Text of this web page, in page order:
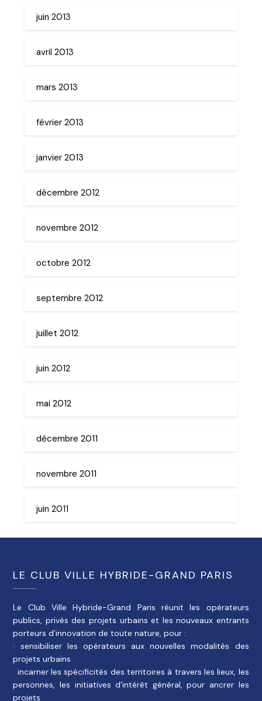
juin 2013
avril 2013
mars 2013
février 2013
janvier 2013
décembre 2012
novembre 2012
octobre 2012
septembre 2012
juillet 2012
juin 2012
mai 2012
décembre 2011
novembre 2011
juin 2011
LE CLUB VILLE HYBRIDE-GRAND PARIS
Le Club Ville Hybride-Grand Paris réunit les opérateurs
publics, privés des projets urbains et les nouveaux entrants
porteurs d’innovation de toute nature, pour :
· sensibiliser les opérateurs aux nouvelles modalités des
projets urbains
· incarner les spécificités des territoires à travers les lieux, les
personnes, les initiatives d’intérêt général, pour ancrer les
projets